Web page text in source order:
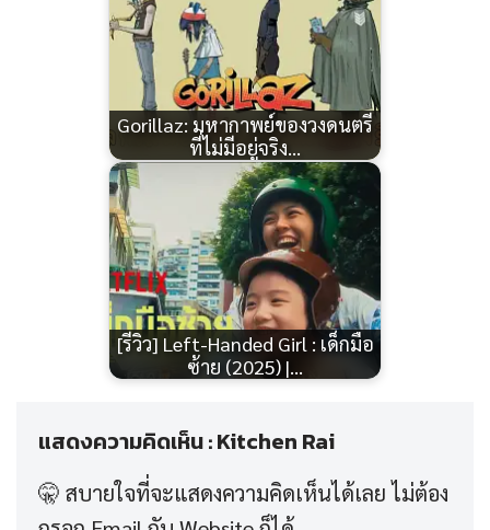
Gorillaz: มหากาพย์ของวงดนตรี
ที่ไม่มีอยู่จริง…
[รีวิว] Left-Handed Girl : เด็กมือ
ซ้าย (2025) |…
แสดงความคิดเห็น : Kitchen Rai